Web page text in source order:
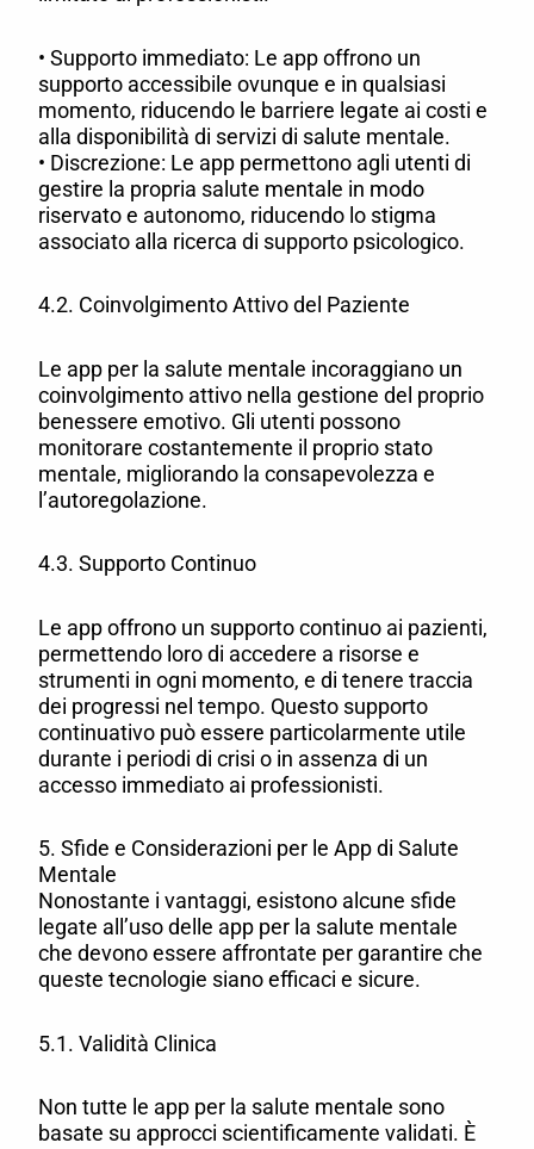
• Supporto immediato: Le app offrono un
supporto accessibile ovunque e in qualsiasi
momento, riducendo le barriere legate ai costi e
alla disponibilità di servizi di salute mentale.
• Discrezione: Le app permettono agli utenti di
gestire la propria salute mentale in modo
riservato e autonomo, riducendo lo stigma
associato alla ricerca di supporto psicologico.
4.2. Coinvolgimento Attivo del Paziente
Le app per la salute mentale incoraggiano un
coinvolgimento attivo nella gestione del proprio
benessere emotivo. Gli utenti possono
monitorare costantemente il proprio stato
mentale, migliorando la consapevolezza e
l’autoregolazione.
4.3. Supporto Continuo
Le app offrono un supporto continuo ai pazienti,
permettendo loro di accedere a risorse e
strumenti in ogni momento, e di tenere traccia
dei progressi nel tempo. Questo supporto
continuativo può essere particolarmente utile
durante i periodi di crisi o in assenza di un
accesso immediato ai professionisti.
5. Sfide e Considerazioni per le App di Salute
Mentale
Nonostante i vantaggi, esistono alcune sfide
legate all’uso delle app per la salute mentale
che devono essere affrontate per garantire che
queste tecnologie siano efficaci e sicure.
5.1. Validità Clinica
Non tutte le app per la salute mentale sono
basate su approcci scientificamente validati. È